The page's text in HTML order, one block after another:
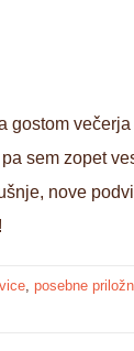
gostom
sem zopet
nove
posebne